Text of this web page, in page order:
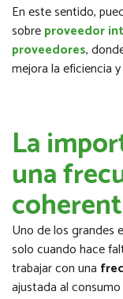
En este sentido,
sobreproveedor
proveedores,
mejora la eficiencia
La
una
Uno de los grandes
solo cuando hace
trabajar con una
ajustada al